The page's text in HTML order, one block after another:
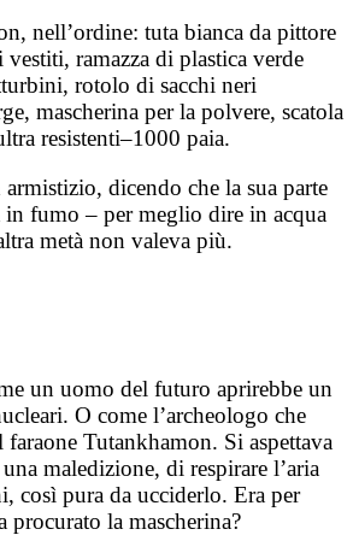
nell’ordine: tuta bianca da pittore
vestiti, ramazza di plastica verde
rotolo di sacchi neri
mascherina per la polvere, scatola
resistenti–1000 paia.
dicendo che la sua parte
in fumo – per meglio dire in acqua
metà non valeva più.
un uomo del futuro aprirebbe un
O come l’archeologo che
Tutankhamon. Si aspettava
maledizione, di respirare l’aria
così pura da ucciderlo. Era per
procurato la mascherina?